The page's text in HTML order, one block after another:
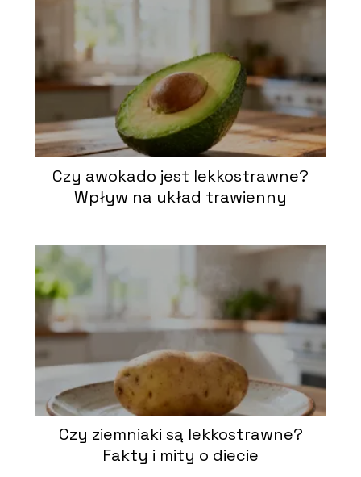
Czy awokado jest lekkostrawne?
Wpływ na układ trawienny
Czy ziemniaki są lekkostrawne?
Fakty i mity o diecie